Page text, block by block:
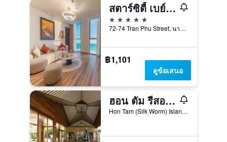
สตาร์ซิตี้ เบย์ฟรอนต์ ญาจาง โรงแรม
5 ดาว
72-74 Tran Phu Street, นาตรัง, เวียดนาม
฿1,101
ดูข้อเสนอ
ฮอน ตัม รีสอร์ท
Hon Tam (Silk Worm) Island, นาตรัง, เวียดนาม